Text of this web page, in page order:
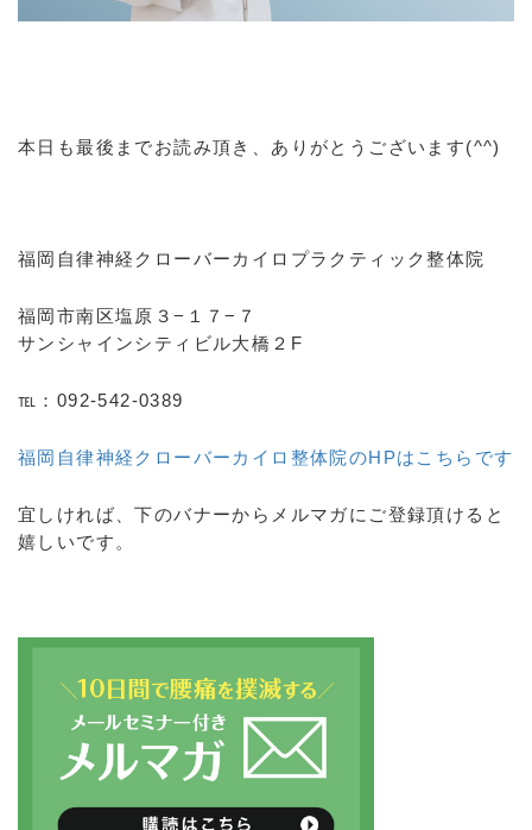
本日も最後までお読み頂き、ありがとうございます(^^)
福岡自律神経クローバーカイロプラクティック整体院
福岡市南区塩原３−１７−７
サンシャインシティビル大橋２F
℡：092-542-0389
福岡自律神経クローバーカイロ整体院のHPはこちらです
宜しければ、下のバナーからメルマガにご登録頂けると
嬉しいです。